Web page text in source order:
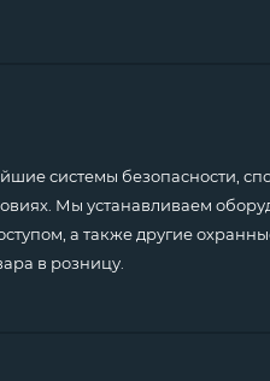
системы безопасности,
Мы устанавливаем
а также другие
в розницу.